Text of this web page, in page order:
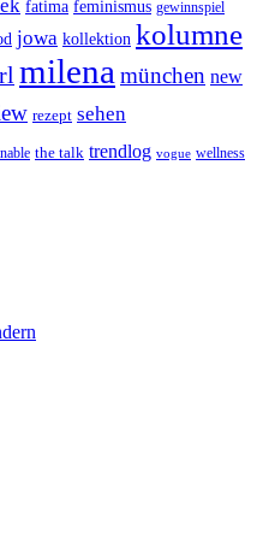
fatima feminismus gewinnspiel
jowa kollektion kolumne
milena münchen new
rezept sehen
the talk trendlog vogue wellness